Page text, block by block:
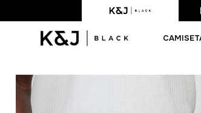
Frete Grátis acima de